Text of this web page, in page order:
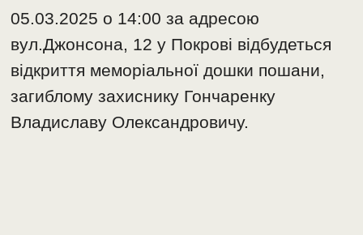
05.03.2025 о 14:00 за адресою
вул.Джонсона, 12 у Покрові відбудеться
відкриття меморіальної дошки пошани,
загиблому захиснику Гончаренку
Владиславу Олександровичу.